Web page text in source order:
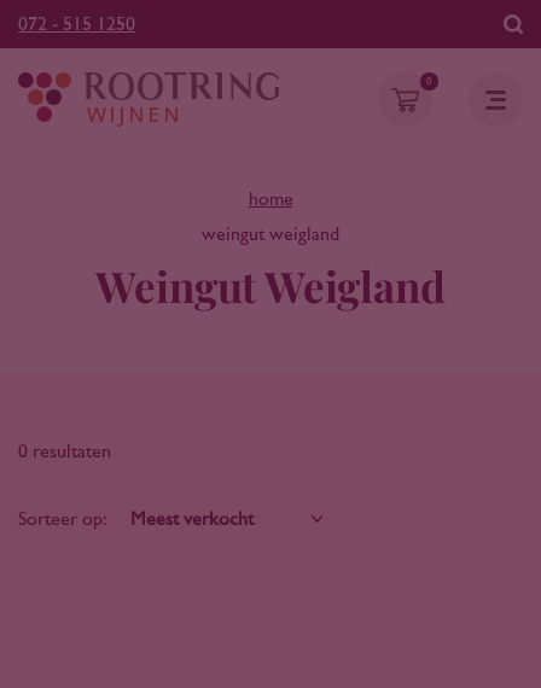
072 - 515 1250
0
home
weingut weigland
Weingut Weigland
0 resultaten
Sorteer op: